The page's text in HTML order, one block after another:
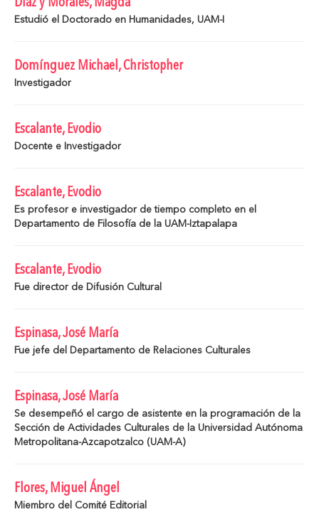
Díaz y Morales, Magda
Estudió el Doctorado en Humanidades, UAM-I
Domínguez Michael, Christopher
Investigador
Escalante, Evodio
Docente e Investigador
Escalante, Evodio
Es profesor e investigador de tiempo completo en el
Departamento de Filosofía de la UAM-Iztapalapa
Escalante, Evodio
Fue director de Difusión Cultural
Espinasa, José María
Fue jefe del Departamento de Relaciones Culturales
Espinasa, José María
Se desempeñó el cargo de asistente en la programación de la
Sección de Actividades Culturales de la Universidad Autónoma
Metropolitana-Azcapotzalco (UAM-A)
Flores, Miguel Ángel
Miembro del Comité Editorial